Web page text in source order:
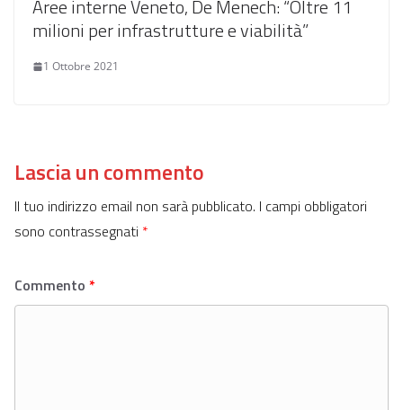
Aree interne Veneto, De Menech: “Oltre 11
milioni per infrastrutture e viabilità”
1 Ottobre 2021
Lascia un commento
Il tuo indirizzo email non sarà pubblicato. I campi obbligatori
sono contrassegnati *
Commento *